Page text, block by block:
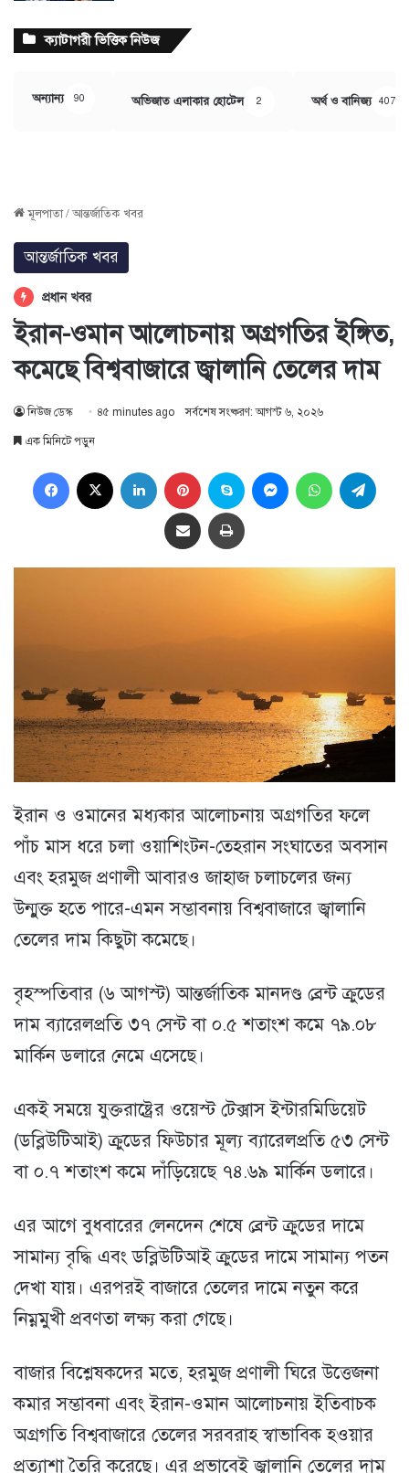
ক্যাটাগরী ভিত্তিক নিউজ
অন্যান্য 90 অভিজাত এলাকার হোটেল 2 অর্থ ও বানিজ্য 407